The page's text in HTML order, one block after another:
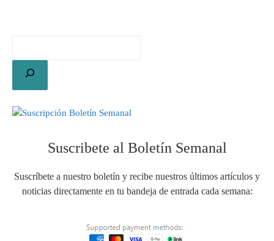
Suscribete al Boletín Semanal
Suscríbete a nuestro boletín y recibe nuestros últimos artículos y
noticias directamente en tu bandeja de entrada cada semana: